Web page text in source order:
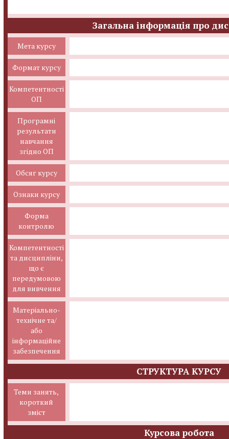
Загальна інформація про
Мета курсу
Формат курсу
Компетентності
ОП
Програмні
результати
навчання
згідно ОП
Обсяг курсу
Ознаки курсу
Форма
контролю
Компетентності
та дисципліни,
що є
передумовою
для вивчення
Матеріально-
технічне та/
або
інформаційне
забезпечення
СТРУКТУРА КУРСУ
Теми занять,
короткий
зміст
Курсова робота